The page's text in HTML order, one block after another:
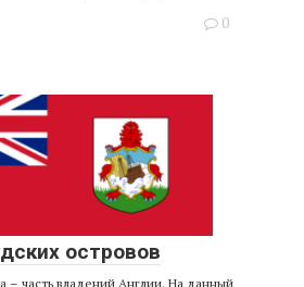
0
островов
– часть владений Англии. На данный